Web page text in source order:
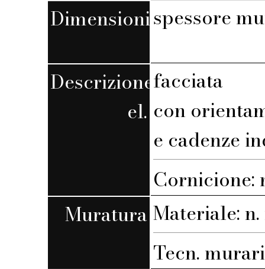
Dimensionispessore
Descrizione
el.
facciata
con
e cadenze
Cornicione:
Muratura Materiale: n.
Tecn.